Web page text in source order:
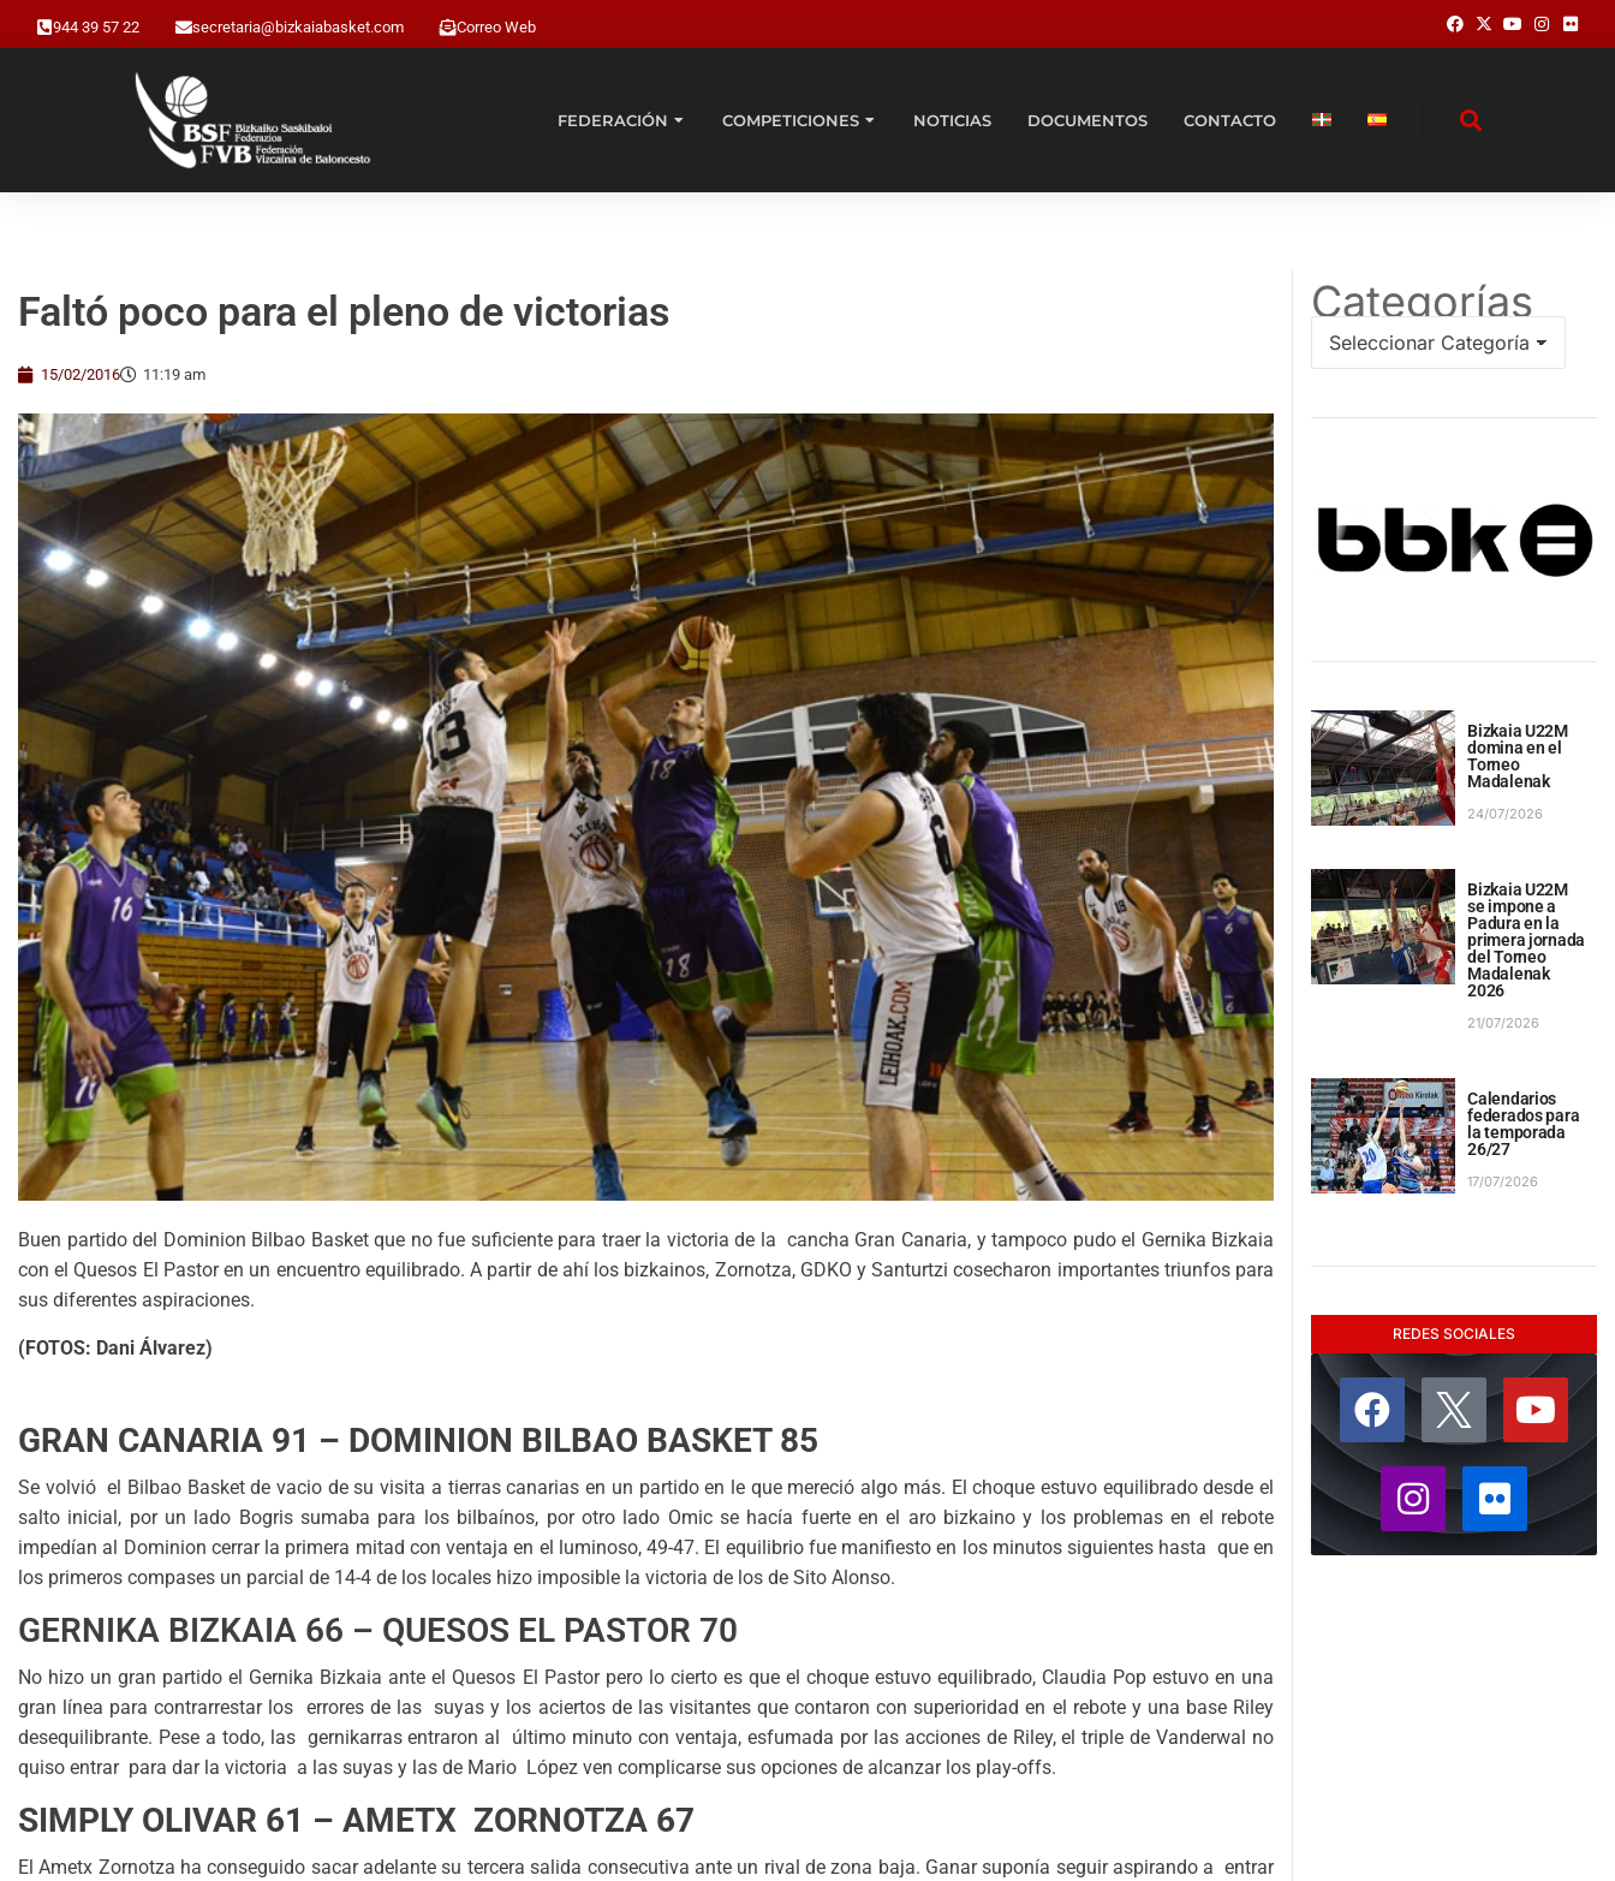
944 39 57 22 secretaria@bizkaiabasket.com Correo Web
FEDERACIÓN COMPETICIONES NOTICIAS DOCUMENTOS CONTACTO
Faltó poco para el pleno de victorias
15/02/2016 11:19 am
Buen partido del Dominion Bilbao Basket que no fue suficiente para traer la victoria de la cancha Gran Canaria, y tampoco pudo el Gernika Bizkaia
con el Quesos El Pastor en un encuentro equilibrado. A partir de ahí los bizkainos, Zornotza, GDKO y Santurtzi cosecharon importantes triunfos para
sus diferentes aspiraciones.
(FOTOS: Dani Álvarez)
GRAN CANARIA 91 – DOMINION BILBAO BASKET 85
Se volvió el Bilbao Basket de vacio de su visita a tierras canarias en un partido en le que mereció algo más. El choque estuvo equilibrado desde el
salto inicial, por un lado Bogris sumaba para los bilbaínos, por otro lado Omic se hacía fuerte en el aro bizkaino y los problemas en el rebote
impedían al Dominion cerrar la primera mitad con ventaja en el luminoso, 49-47. El equilibrio fue manifiesto en los minutos siguientes hasta que en
los primeros compases un parcial de 14-4 de los locales hizo imposible la victoria de los de Sito Alonso.
GERNIKA BIZKAIA 66 – QUESOS EL PASTOR 70
No hizo un gran partido el Gernika Bizkaia ante el Quesos El Pastor pero lo cierto es que el choque estuvo equilibrado, Claudia Pop estuvo en una
gran línea para contrarrestar los errores de las suyas y los aciertos de las visitantes que contaron con superioridad en el rebote y una base Riley
desequilibrante. Pese a todo, las gernikarras entraron al último minuto con ventaja, esfumada por las acciones de Riley, el triple de Vanderwal no
quiso entrar para dar la victoria a las suyas y las de Mario López ven complicarse sus opciones de alcanzar los play-offs.
SIMPLY OLIVAR 61 – AMETX ZORNOTZA 67
El Ametx Zornotza ha conseguido sacar adelante su tercera salida consecutiva ante un rival de zona baja. Ganar suponía seguir aspirando a entrar
Categorías
Bizkaia U22M
domina en el
Torneo
Madalenak
24/07/2026
Bizkaia U22M
se impone a
Padura en la
primera jornada
del Torneo
Madalenak
2026
21/07/2026
Calendarios
federados para
la temporada
26/27
17/07/2026
REDES SOCIALES